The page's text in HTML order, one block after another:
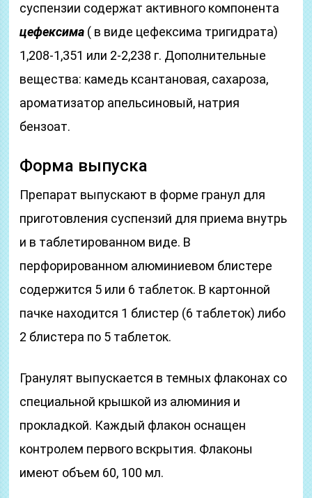
суспензии содержат активного компонента
цефексима ( в виде цефексима тригидрата)
1,208-1,351 или 2-2,238 г. Дополнительные
вещества: камедь ксантановая, сахароза,
ароматизатор апельсиновый, натрия
бензоат.
Форма выпуска
Препарат выпускают в форме гранул для
приготовления суспензий для приема внутрь
и в таблетированном виде. В
перфорированном алюминиевом блистере
содержится 5 или 6 таблеток. В картонной
пачке находится 1 блистер (6 таблеток) либо
2 блистера по 5 таблеток.
Гранулят выпускается в темных флаконах со
специальной крышкой из алюминия и
прокладкой. Каждый флакон оснащен
контролем первого вскрытия. Флаконы
имеют объем 60, 100 мл.